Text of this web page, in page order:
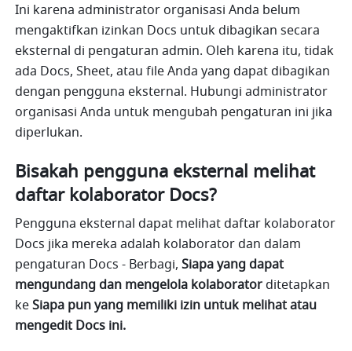
Ini karena administrator organisasi Anda belum
mengaktifkan izinkan Docs untuk dibagikan secara
eksternal di pengaturan admin. Oleh karena itu, tidak
ada Docs, Sheet, atau file Anda yang dapat dibagikan
dengan pengguna eksternal. Hubungi administrator
organisasi Anda untuk mengubah pengaturan ini jika
diperlukan.
Bisakah pengguna eksternal melihat
daftar kolaborator Docs?
Pengguna eksternal dapat melihat daftar kolaborator
Docs jika mereka adalah kolaborator dan dalam
pengaturan Docs - Berbagi, Siapa yang dapat
mengundang dan mengelola kolaborator ditetapkan
ke Siapa pun yang memiliki izin untuk melihat atau
mengedit Docs ini.